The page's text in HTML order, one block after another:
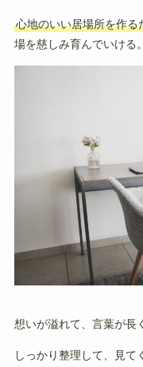
心地のいい居場所を作る
場を慈しみ育んでいける。
想いが溢れて、言葉が長
しっかり整理して、見て